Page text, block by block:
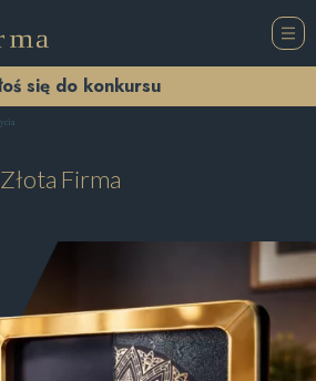
się do konkursu
Złota Firma